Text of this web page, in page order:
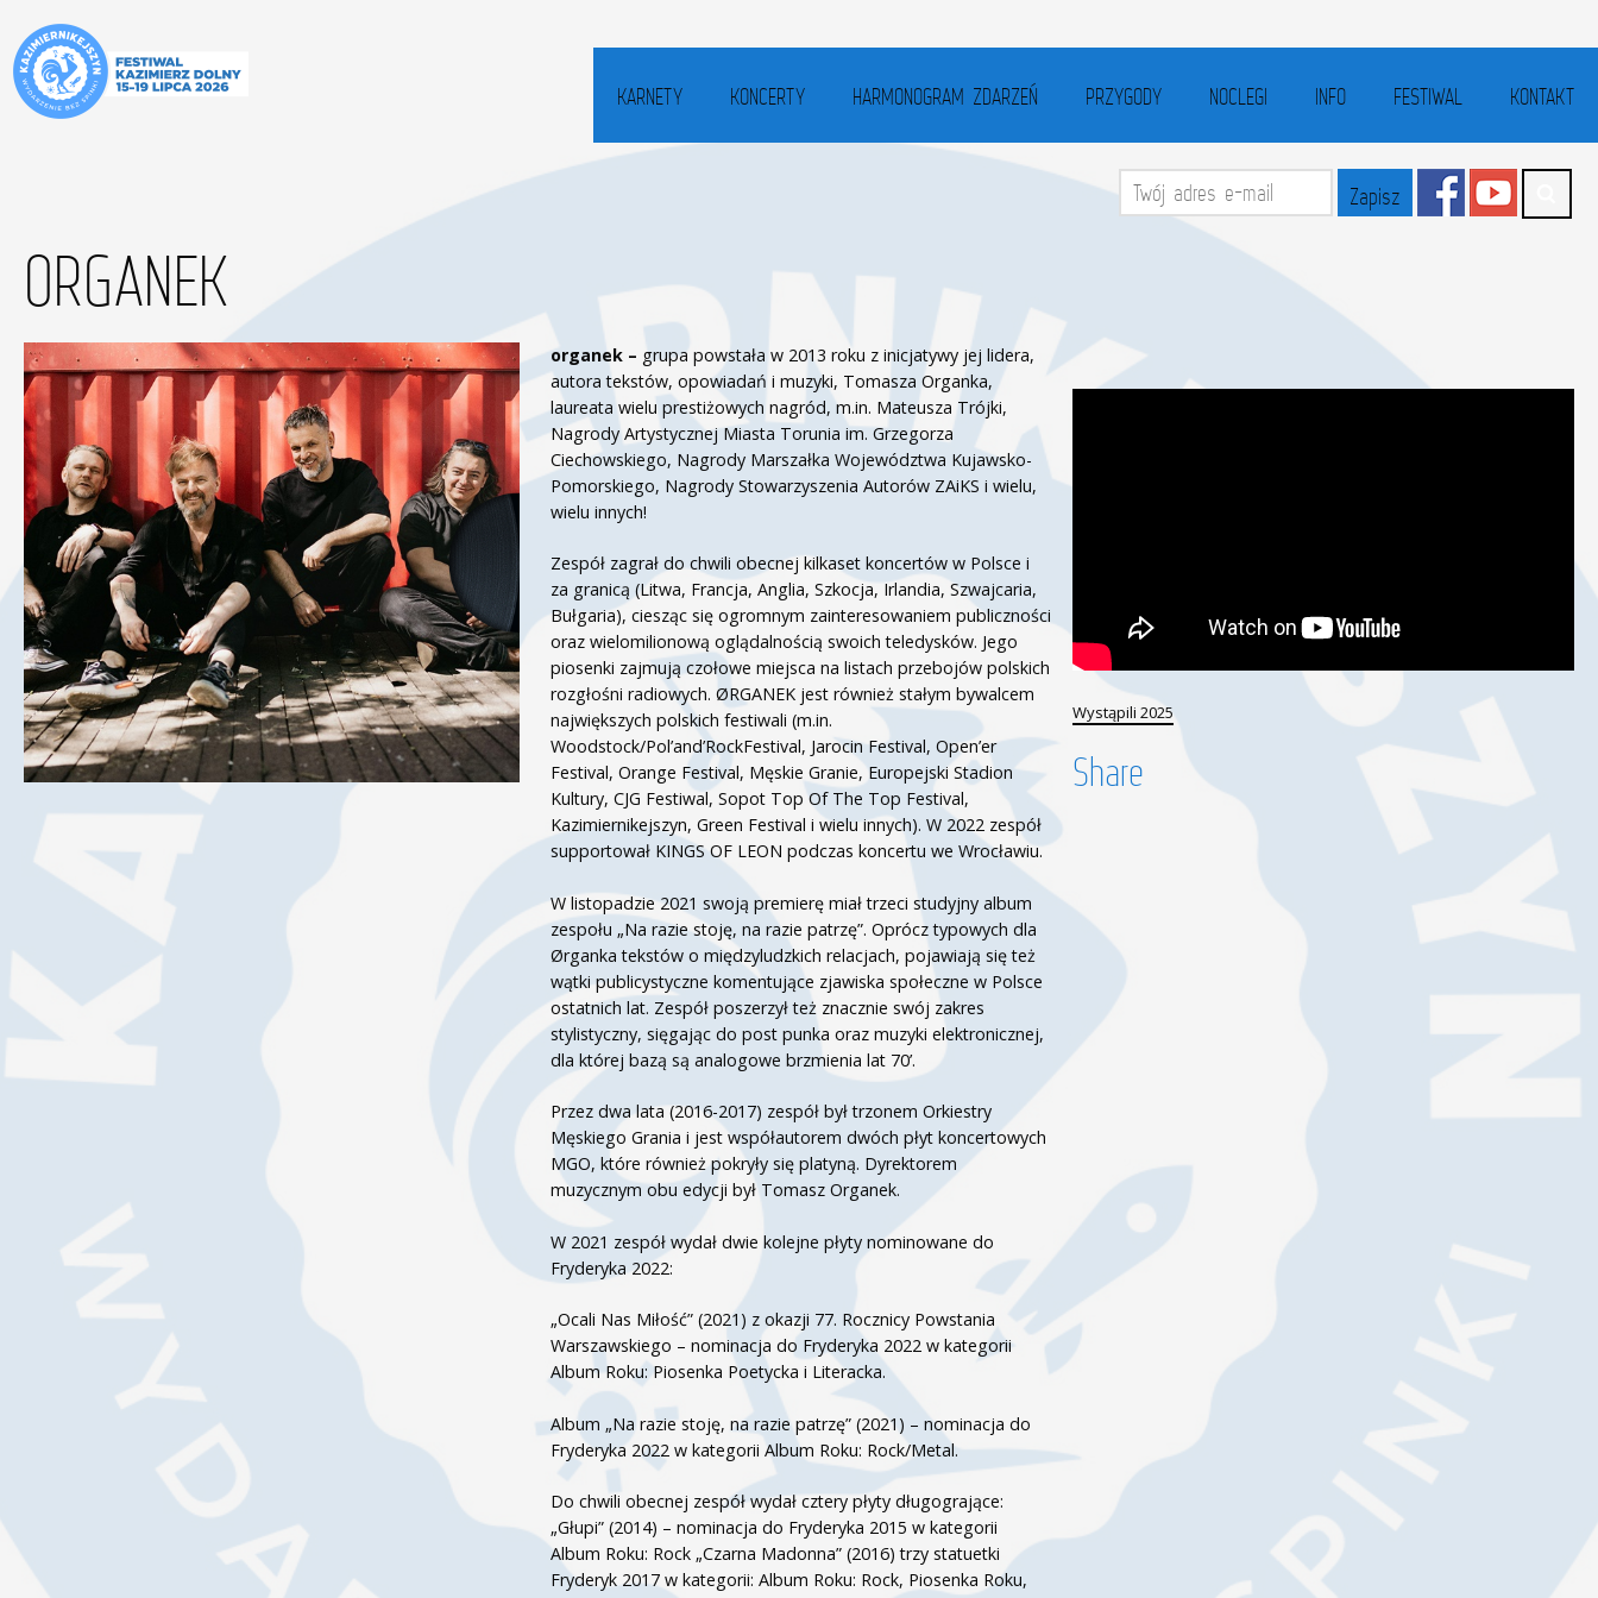
KARNETY KONCERTY HARMONOGRAM ZDARZEŃ PRZYGODY NOCLEGI INFO FESTIWAL KONTAKT
ORGANEK
organek – grupa powstała w 2013 roku z inicjatywy jej lidera,
autora tekstów, opowiadań i muzyki, Tomasza Organka,
laureata wielu prestiżowych nagród, m.in. Mateusza Trójki,
Nagrody Artystycznej Miasta Torunia im. Grzegorza
Ciechowskiego, Nagrody Marszałka Województwa Kujawsko-
Pomorskiego, Nagrody Stowarzyszenia Autorów ZAiKS i wielu,
wielu innych!
Zespół zagrał do chwili obecnej kilkaset koncertów w Polsce i
za granicą (Litwa, Francja, Anglia, Szkocja, Irlandia, Szwajcaria,
Bułgaria), ciesząc się ogromnym zainteresowaniem publiczności
oraz wielomilionową oglądalnością swoich teledysków. Jego
piosenki zajmują czołowe miejsca na listach przebojów polskich
rozgłośni radiowych. ØRGANEK jest również stałym bywalcem
największych polskich festiwali (m.in.
Woodstock/Pol’and’RockFestival, Jarocin Festival, Open’er
Festival, Orange Festival, Męskie Granie, Europejski Stadion
Kultury, CJG Festiwal, Sopot Top Of The Top Festival,
Kazimiernikejszyn, Green Festival i wielu innych). W 2022 zespół
supportował KINGS OF LEON podczas koncertu we Wrocławiu.
W listopadzie 2021 swoją premierę miał trzeci studyjny album
zespołu „Na razie stoję, na razie patrzę”. Oprócz typowych dla
Ørganka tekstów o międzyludzkich relacjach, pojawiają się też
wątki publicystyczne komentujące zjawiska społeczne w Polsce
ostatnich lat. Zespół poszerzył też znacznie swój zakres
stylistyczny, sięgając do post punka oraz muzyki elektronicznej,
dla której bazą są analogowe brzmienia lat 70’.
Przez dwa lata (2016-2017) zespół był trzonem Orkiestry
Męskiego Grania i jest współautorem dwóch płyt koncertowych
MGO, które również pokryły się platyną. Dyrektorem
muzycznym obu edycji był Tomasz Organek.
W 2021 zespół wydał dwie kolejne płyty nominowane do
Fryderyka 2022:
„Ocali Nas Miłość” (2021) z okazji 77. Rocznicy Powstania
Warszawskiego – nominacja do Fryderyka 2022 w kategorii
Album Roku: Piosenka Poetycka i Literacka.
Album „Na razie stoję, na razie patrzę” (2021) – nominacja do
Fryderyka 2022 w kategorii Album Roku: Rock/Metal.
Do chwili obecnej zespół wydał cztery płyty długogrające:
„Głupi” (2014) – nominacja do Fryderyka 2015 w kategorii
Album Roku: Rock „Czarna Madonna” (2016) trzy statuetki
Fryderyk 2017 w kategorii: Album Roku: Rock, Piosenka Roku,
Wystąpili 2025
Share